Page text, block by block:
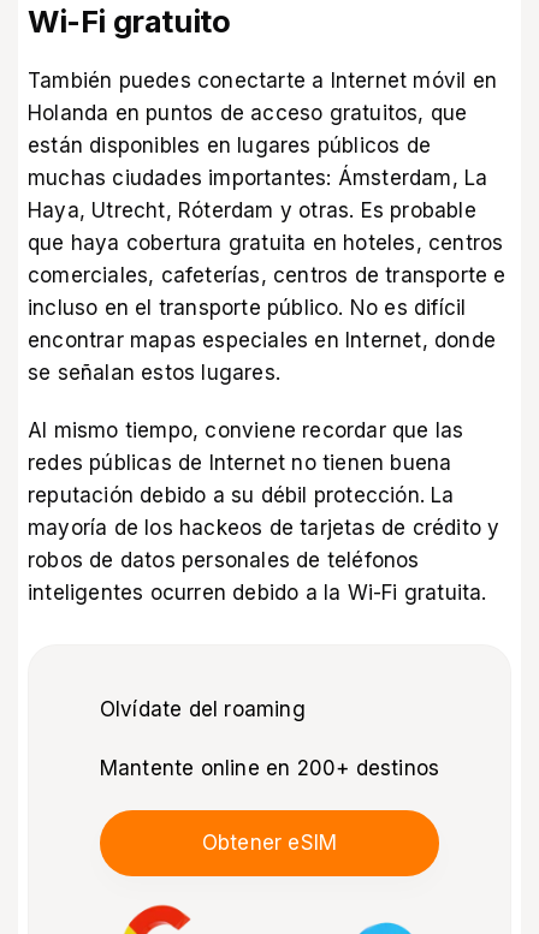
Wi-Fi gratuito
También puedes conectarte a Internet móvil en
Holanda en puntos de acceso gratuitos, que
están disponibles en lugares públicos de
muchas ciudades importantes: Ámsterdam, La
Haya, Utrecht, Róterdam y otras. Es probable
que haya cobertura gratuita en hoteles, centros
comerciales, cafeterías, centros de transporte e
incluso en el transporte público. No es difícil
encontrar mapas especiales en Internet, donde
se señalan estos lugares.
Al mismo tiempo, conviene recordar que las
redes públicas de Internet no tienen buena
reputación debido a su débil protección. La
mayoría de los hackeos de tarjetas de crédito y
robos de datos personales de teléfonos
inteligentes ocurren debido a la Wi-Fi gratuita.
Olvídate del roaming
Mantente online en 200+ destinos
Obtener eSIM